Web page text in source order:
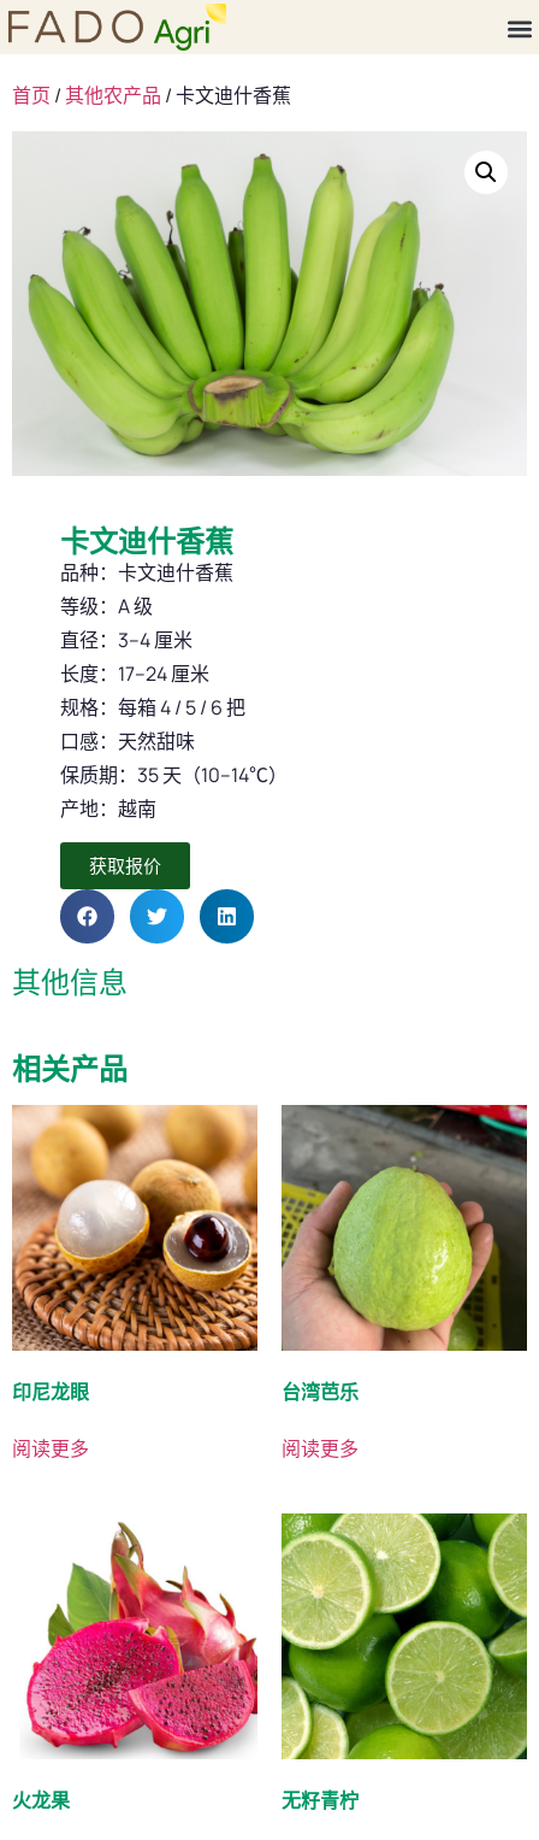
首页 /其他农产品 / 卡文迪什香蕉
卡文迪什香蕉
品种：卡文迪什香蕉
等级：A 级
直径：3–4 厘米
长度：17–24 厘米
规格：每箱 4 / 5 / 6 把
口感：天然甜味
保质期：35 天（10–14℃）
产地：越南
获取报价
其他信息
相关产品
印尼龙眼
阅读更多
台湾芭乐
阅读更多
火龙果 无籽青柠